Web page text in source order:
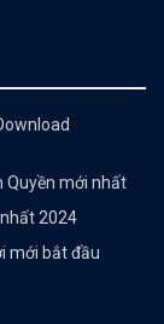
Quyền mới nhất
2024
mới bắt đầu